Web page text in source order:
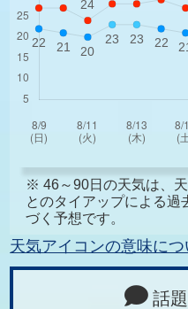
※ 46～90日の天気は、
とのタイアップによる過
づく予想です。
天気アイコンの意味につ
話